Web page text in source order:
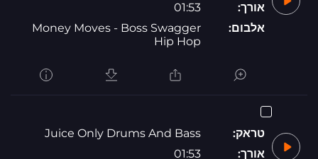
אורך:
01:53
אלבום:
Money Moves - Boss Swagger
Hip Hop
טראק:
Juice Only Drums And Bass
אורך:
01:53